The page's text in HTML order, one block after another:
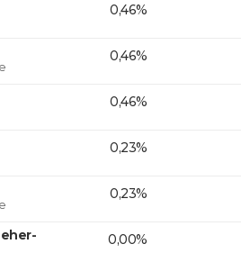
0,46%
0,46%
0,46%
0,23%
0,23%
0,00%